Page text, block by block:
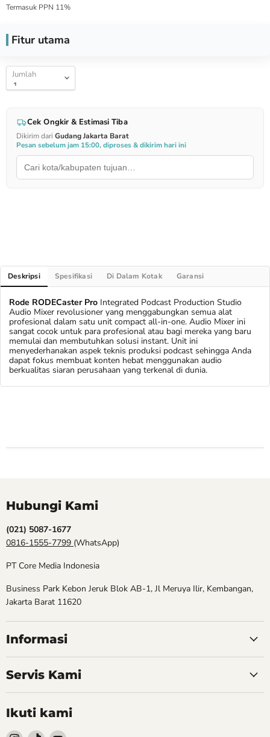
Termasuk PPN 11%
Fitur utama
Jumlah
Cek Ongkir & Estimasi Tiba
Dikirim dari Gudang Jakarta Barat
Pesan sebelum jam 15:00, diproses & dikirim hari ini
Deskripsi Spesifikasi Di Dalam Kotak Garansi
Rode RODECaster Pro Integrated Podcast Production Studio
Audio Mixer revolusioner yang menggabungkan semua alat
profesional dalam satu unit compact all-in-one. Audio Mixer ini
sangat cocok untuk para profesional atau bagi mereka yang baru
memulai dan membutuhkan solusi instant. Unit ini
menyederhanakan aspek teknis produksi podcast sehingga Anda
dapat fokus membuat konten hebat menggunakan audio
berkualitas siaran perusahaan yang terkenal di dunia.
Hubungi Kami
(021) 5087-1677
0816-1555-7799 (WhatsApp)
PT Core Media Indonesia
Business Park Kebon Jeruk Blok AB-1, Jl Meruya Ilir, Kembangan,
Jakarta Barat 11620
Informasi
Servis Kami
Ikuti kami